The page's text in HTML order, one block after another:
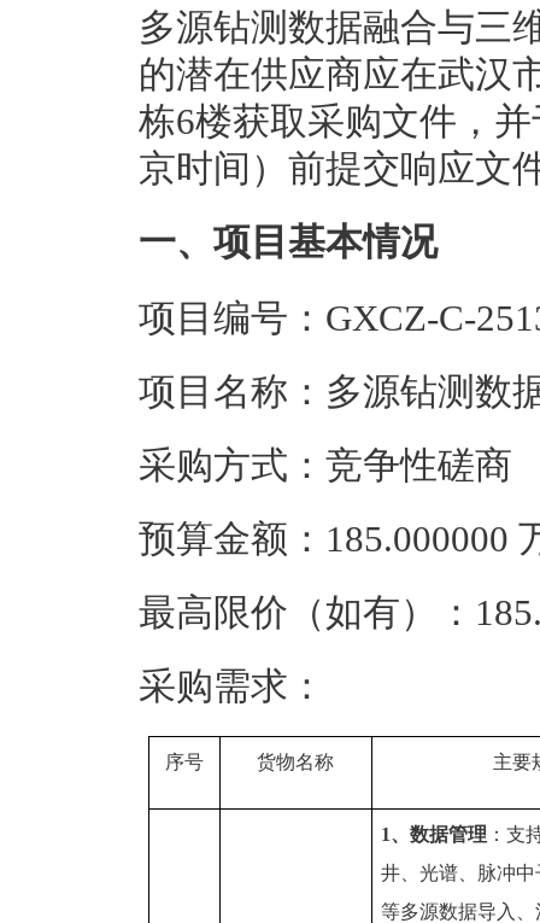
多源钻测数据融合与三
的潜在供应商应在武汉
栋6楼获取采购文件，
京时间）前提交响应文
一、项目基本情况
项目编号：GXCZ-C-
项目名称：多源钻测数
采购方式：竞争性磋商
预算金额：185.000000
最高限价（如有）：
采购需求：
序号 货物名称 主要
1、数据管理 ：支
井、光谱、脉冲
等多源数据导入